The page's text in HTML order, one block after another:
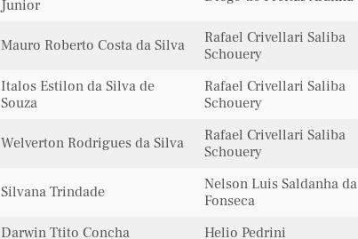
Junior
Mauro Roberto Costa da Silva
Rafael Crivellari Saliba
Schouery
Italos Estilon da Silva de
Souza
Rafael Crivellari Saliba
Schouery
Welverton Rodrigues da Silva
Rafael Crivellari Saliba
Schouery
Silvana Trindade
Nelson Luis Saldanha da
Fonseca
Darwin Ttito Concha
Helio Pedrini